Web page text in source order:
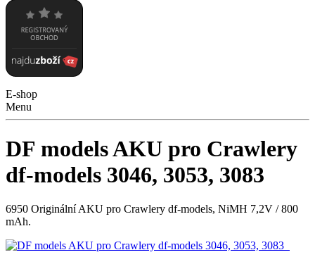
E-shop
Menu
DF models AKU pro Crawlery
df-models 3046, 3053, 3083
6950 Originální AKU pro Crawlery df-models, NiMH 7,2V / 800
mAh.